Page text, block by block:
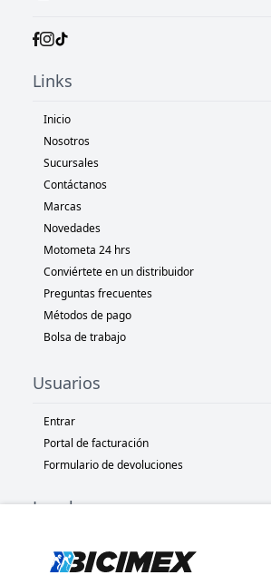
Links
Inicio
Nosotros
Sucursales
Contáctanos
Marcas
Novedades
Motometa 24 hrs
Conviértete en un distribuidor
Preguntas frecuentes
Métodos de pago
Bolsa de trabajo
Usuarios
Entrar
Portal de facturación
Formulario de devoluciones
Legal
Políticas de privacidad